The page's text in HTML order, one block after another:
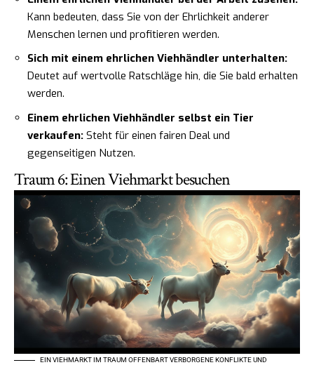
Kann bedeuten, dass Sie von der Ehrlichkeit anderer
Menschen lernen und profitieren werden.
Sich mit einem ehrlichen Viehhändler unterhalten:
Deutet auf wertvolle Ratschläge hin, die Sie bald erhalten
werden.
Einem ehrlichen Viehhändler selbst ein Tier
verkaufen: Steht für einen fairen Deal und
gegenseitigen Nutzen.
Traum 6: Einen Viehmarkt besuchen
EIN VIEHMARKT IM TRAUM OFFENBART VERBORGENE KONFLIKTE UND